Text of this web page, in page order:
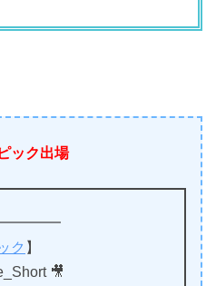
ック出場
ク 】
🎥